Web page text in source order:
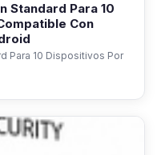
Standard Para 10
Con
Para 10 Dispositivos Por